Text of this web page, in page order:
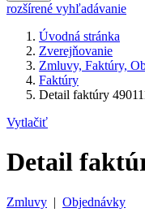
rozšírené vyhľadávanie
Úvodná stránka
Zverejňovanie
Zmluvy, Faktúry,
Faktúry
Detail faktúry
Vytlačiť
Detail
Zmluvy | Objednávky